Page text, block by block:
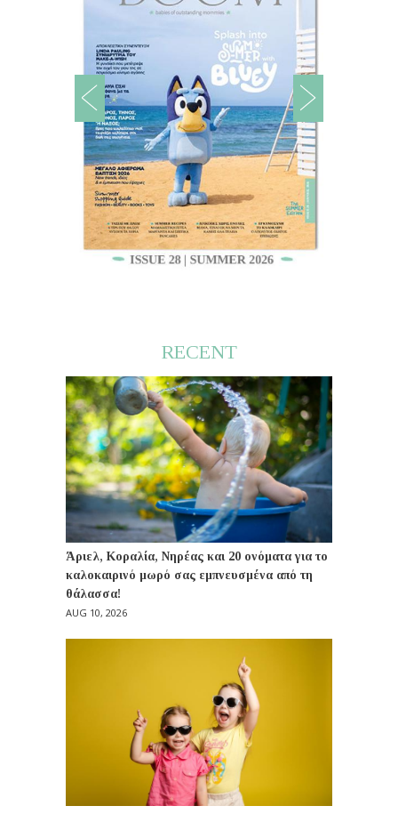
RECENT
Άριελ, Κοραλία, Νηρέας και 20 ονόματα για το
καλοκαιρινό μωρό σας εμπνευσμένα από τη
θάλασσα!
AUG 10, 2026